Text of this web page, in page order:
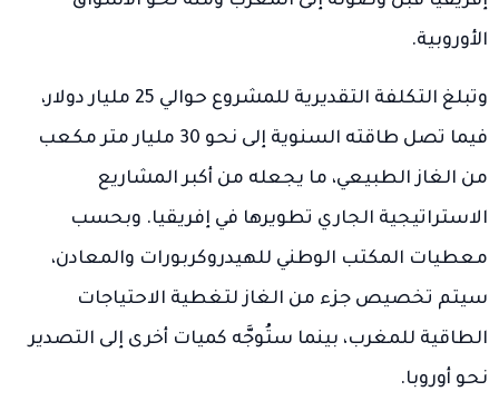
الأوروبية.
وتبلغ التكلفة التقديرية للمشروع حوالي 25 مليار دولار،
فيما تصل طاقته السنوية إلى نحو 30 مليار متر مكعب
من الغاز الطبيعي، ما يجعله من أكبر المشاريع
الاستراتيجية الجاري تطويرها في إفريقيا. وبحسب
معطيات المكتب الوطني للهيدروكربورات والمعادن،
سيتم تخصيص جزء من الغاز لتغطية الاحتياجات
الطاقية للمغرب، بينما ستُوجَّه كميات أخرى إلى التصدير
نحو أوروبا.